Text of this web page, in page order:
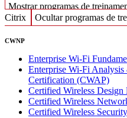
Mostrar programas de
Citrix
Ocultar programas de
CWNP
Enterprise Wi-Fi
Enterprise Wi-Fi
Certification (CWAP)
Certified Wireless Design
Certified Wireless
Certified Wireless